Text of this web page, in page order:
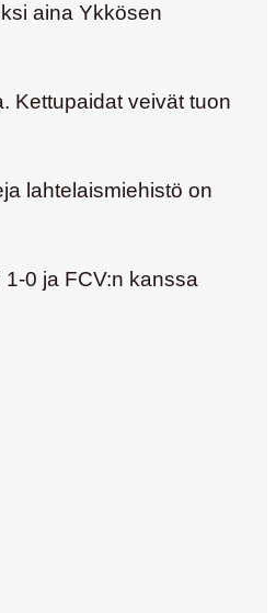
aina Ykkösen
Kettupaidat veivät tuon
lahtelaismiehistö on
0 ja FCV:n kanssa